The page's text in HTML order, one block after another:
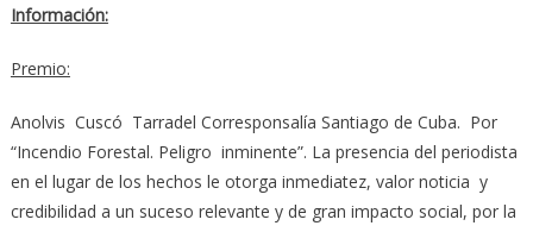
Información:
Premio:
Anolvis Cuscó Tarradel Corresponsalía Santiago de Cuba. Por
“Incendio Forestal. Peligro inminente”. La presencia del periodista
en el lugar de los hechos le otorga inmediatez, valor noticia y
credibilidad a un suceso relevante y de gran impacto social, por la